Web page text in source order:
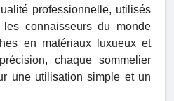
professionnelle, utilisés
connaisseurs du monde
en matériaux luxueux et
chaque sommelier
une utilisation simple et un